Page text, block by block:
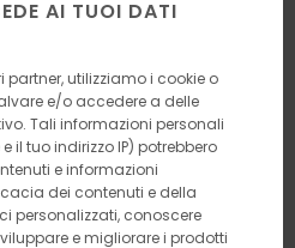
AI TUOI DATI
utilizziamo i cookie o
e/o accedere a delle
Tali informazioni personali
il tuo indirizzo IP) potrebbero
e informazioni
dei contenuti e della
personalizzati, conoscere
e migliorare i prodotti